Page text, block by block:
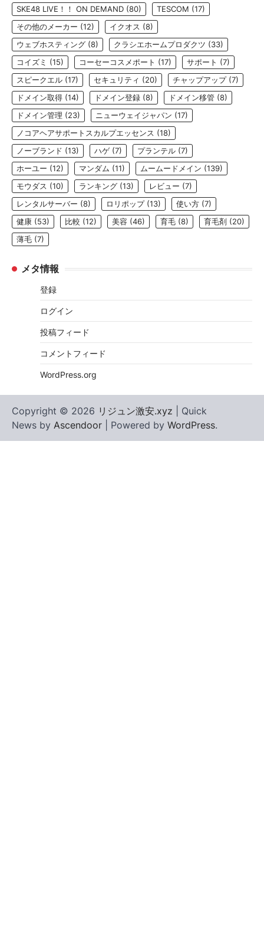
SKE48 LIVE！！ ON DEMAND (80) TESCOM (17)
その他のメーカー (12) イクオス (8)
ウェブホスティング (8) クラシエホームプロダクツ (33)
コイズミ (15) コーセーコスメポート (17) サポート (7)
スピークエル (17) セキュリティ (20) チャップアップ(7)
ドメイン取得 (14) ドメイン登録 (8) ドメイン移管 (8)
ドメイン管理 (23) ニューウェイジャパン (17)
ノコアヘアサポートスカルプエッセンス (18)
ノーブランド (13) ハゲ (7) プランテル (7)
ホーユー (12) マンダム (11) ムームードメイン (139)
モウダス (10) ランキング (13) レビュー (7)
レンタルサーバー (8) ロリポップ(13) 使い方 (7)
健康 (53) 比較 (12) 美容 (46) 育毛 (8) 育毛剤 (20)
薄毛 (7)
メタ情報
登録
ログイン
投稿フィード
コメントフィード
WordPress.org
Copyright © 2026 リジュン激安.xyz | Quick
News by Ascendoor | Powered by WordPress.